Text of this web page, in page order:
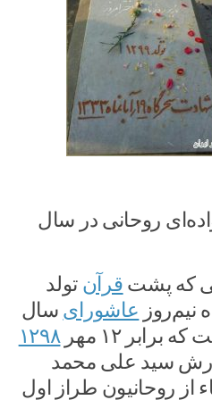
روحانی در سال
که پشت قرآن تولد
عاشورای سال
که برابر ۱۲ مهر
۱۲۹۸
سید علی محمد
از روحانیون طراز اول